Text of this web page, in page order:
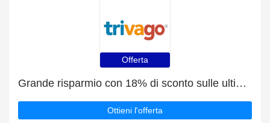
Offerta
Grande risparmio con 18% di sconto sulle ultime offerte
Ottieni l'offerta